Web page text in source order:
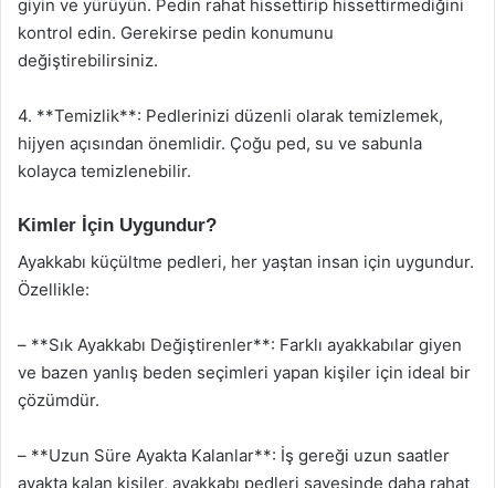
giyin ve yürüyün. Pedin rahat hissettirip hissettirmediğini
kontrol edin. Gerekirse pedin konumunu
değiştirebilirsiniz.
4. **Temizlik**: Pedlerinizi düzenli olarak temizlemek,
hijyen açısından önemlidir. Çoğu ped, su ve sabunla
kolayca temizlenebilir.
Kimler İçin Uygundur?
Ayakkabı küçültme pedleri, her yaştan insan için uygundur.
Özellikle:
– **Sık Ayakkabı Değiştirenler**: Farklı ayakkabılar giyen
ve bazen yanlış beden seçimleri yapan kişiler için ideal bir
çözümdür.
– **Uzun Süre Ayakta Kalanlar**: İş gereği uzun saatler
ayakta kalan kişiler, ayakkabı pedleri sayesinde daha rahat